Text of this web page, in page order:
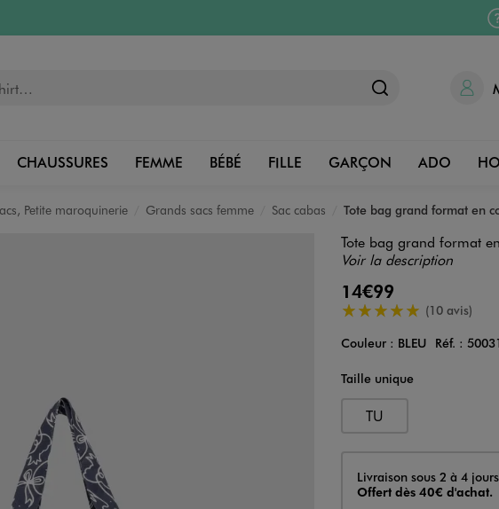
CHAUSSURES FEMME BÉBÉ FILLE GARÇON ADO
Petite maroquinerie Grands sacs femme Sac cabas Tote bag grand format en
Tote bag grand format
Voir la description
14€99
5/5 de moyenne(10 avis)
Couleur
Couleur : BLEU Réf. :
Taille unique
TU
Livraison
Livraison sous 2 à 4
Offert dès 40€ d'achat.